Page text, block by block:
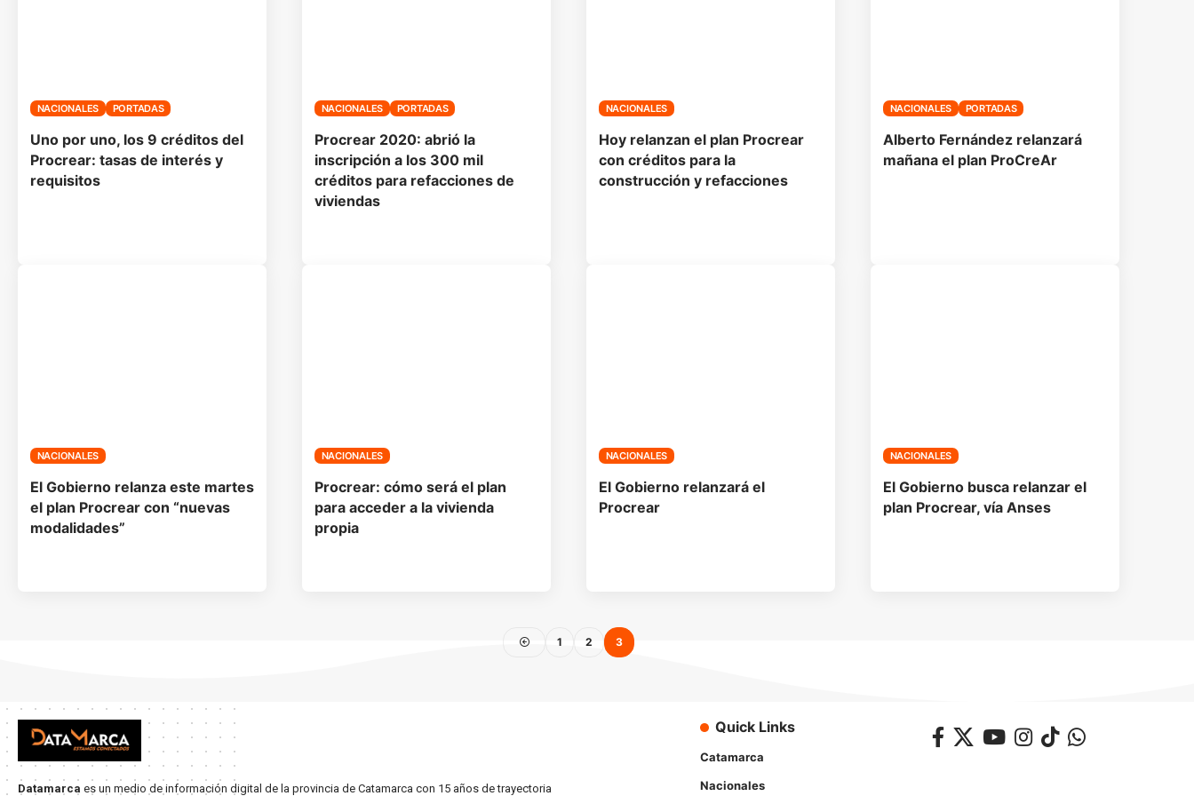
NACIONALES PORTADAS
Uno por uno, los 9 créditos del
Procrear: tasas de interés y
requisitos
NACIONALES PORTADAS
Procrear 2020: abrió la
inscripción a los 300 mil
créditos para refacciones de
viviendas
NACIONALES
Hoy relanzan el plan Procrear
con créditos para la
construcción y refacciones
NACIONALES PORTADAS
Alberto Fernández relanzará
mañana el plan ProCreAr
NACIONALES
El Gobierno relanza este martes
el plan Procrear con “nuevas
modalidades”
NACIONALES
Procrear: cómo será el plan
para acceder a la vivienda
propia
NACIONALES
El Gobierno relanzará el
Procrear
NACIONALES
El Gobierno busca relanzar el
plan Procrear, vía Anses
1 2 3
Datamarca es un medio de información digital de la provincia de Catamarca con 15 años de trayectoria
Quick Links
Catamarca
Nacionales